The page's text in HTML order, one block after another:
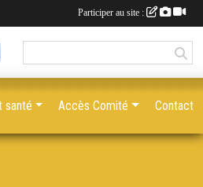
santé Accès Comité Contact
Participer au site :